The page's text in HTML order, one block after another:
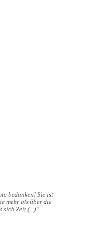
bedanken! Sie ist
mehr als über die
sich Zeit,(...)